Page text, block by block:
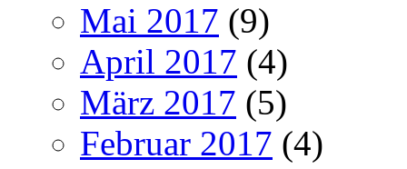
Mai 2017 (9)
April 2017 (4)
März 2017 (5)
Februar 2017 (4)